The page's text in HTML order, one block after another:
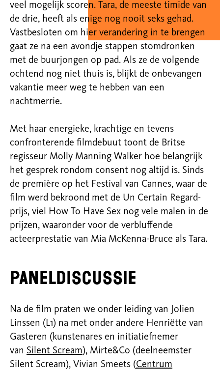
veel mogelijk scoren. Tara, de meeste timide van
de drie, heeft als enige nog nooit seks gehad.
Vastbesloten om hier verandering in te brengen
gaat ze na een avondje stappen stomdronken
met de buurjongen op pad. Als ze de volgende
ochtend nog niet thuis is, blijkt de onbevangen
vakantie meer weg te hebben van een
nachtmerrie.
Met haar energieke, krachtige en tevens
confronterende filmdebuut toont de Britse
regisseur Molly Manning Walker hoe belangrijk
het gesprek rondom consent nog altijd is. Sinds
de première op het Festival van Cannes, waar de
film werd bekroond met de Un Certain Regard-
prijs, viel How To Have Sex nog vele malen in de
prijzen, waaronder voor de verbluffende
acteerprestatie van Mia McKenna-Bruce als Tara.
Paneldiscussie
Na de film praten we onder leiding van Jolien
Linssen (L1) na met onder andere Henriëtte van
Gasteren (kunstenares en initiatiefnemer
van Silent Scream), Mirte&Co (deelneemster
Silent Scream), Vivian Smeets (Centrum